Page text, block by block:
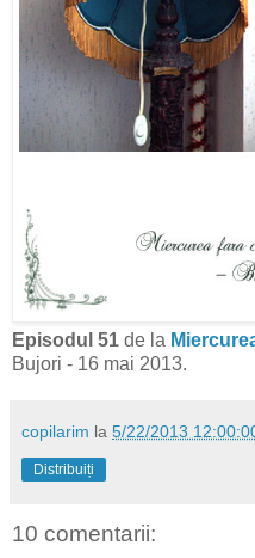
Episodul 51 de la
Bujori - 16 mai 2013.
copilarim la 5/22/2013
Distribuiți
10 comentarii: